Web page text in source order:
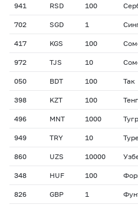
941 RSD 100
702 SGD 1
417 KGS 100
972 TJS 10
050 BDT 100 Так
398 KZT 100
496 MNT 1000
949 TRY 10
860 UZS 10000
348 HUF 100
826 GBP 1